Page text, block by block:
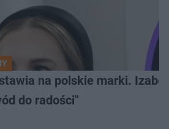
na polskie marki.
do radości"